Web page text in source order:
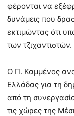
φέρονται να
δυνάμεις που
εκτιμώντας ότι
των τζιχαντιστών.
Ο Π. Καμμένος
Ελλάδας για τη
από τη
τις χώρες της